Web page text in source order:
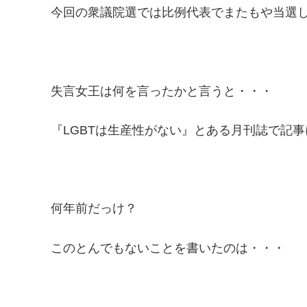
今回の衆議院選では比例代表でまたもや当選
失言女王は何を言ったかと言うと・・・
『LGBTは生産性がない』とある月刊誌で記事
何年前だっけ？
このとんでもないことを書いたのは・・・